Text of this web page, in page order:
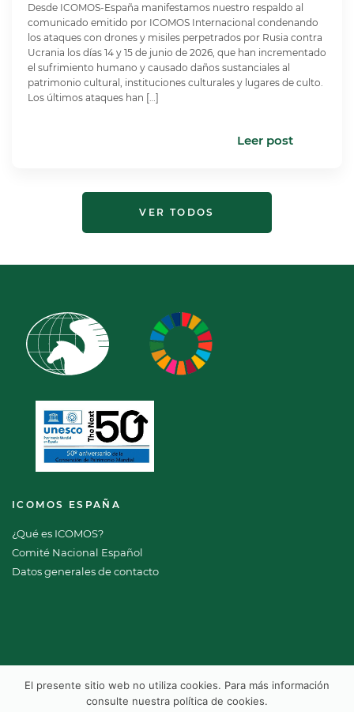
Desde ICOMOS-España manifestamos nuestro respaldo al
comunicado emitido por ICOMOS Internacional condenando
los ataques con drones y misiles perpetrados por Rusia contra
Ucrania los días 14 y 15 de junio de 2026, que han incrementado
el sufrimiento humano y causado daños sustanciales al
patrimonio cultural, instituciones culturales y lugares de culto.
Los últimos ataques han […]
Leer post
VER TODOS
ICOMOS ESPAÑA
¿Qué es ICOMOS?
Comité Nacional Español
Datos generales de contacto
ICOMOS 2026 Copyright © Todos los derechos reservados
El presente sitio web no utiliza cookies. Para más información
consulte nuestra política de cookies.